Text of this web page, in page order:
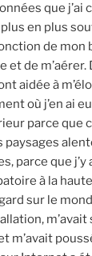
que j’ai
en plus
de mon
de m’aérer.
aidée à
où j’en ai
parce que
paysages
parce que j’y
à la
sur le
m’avait